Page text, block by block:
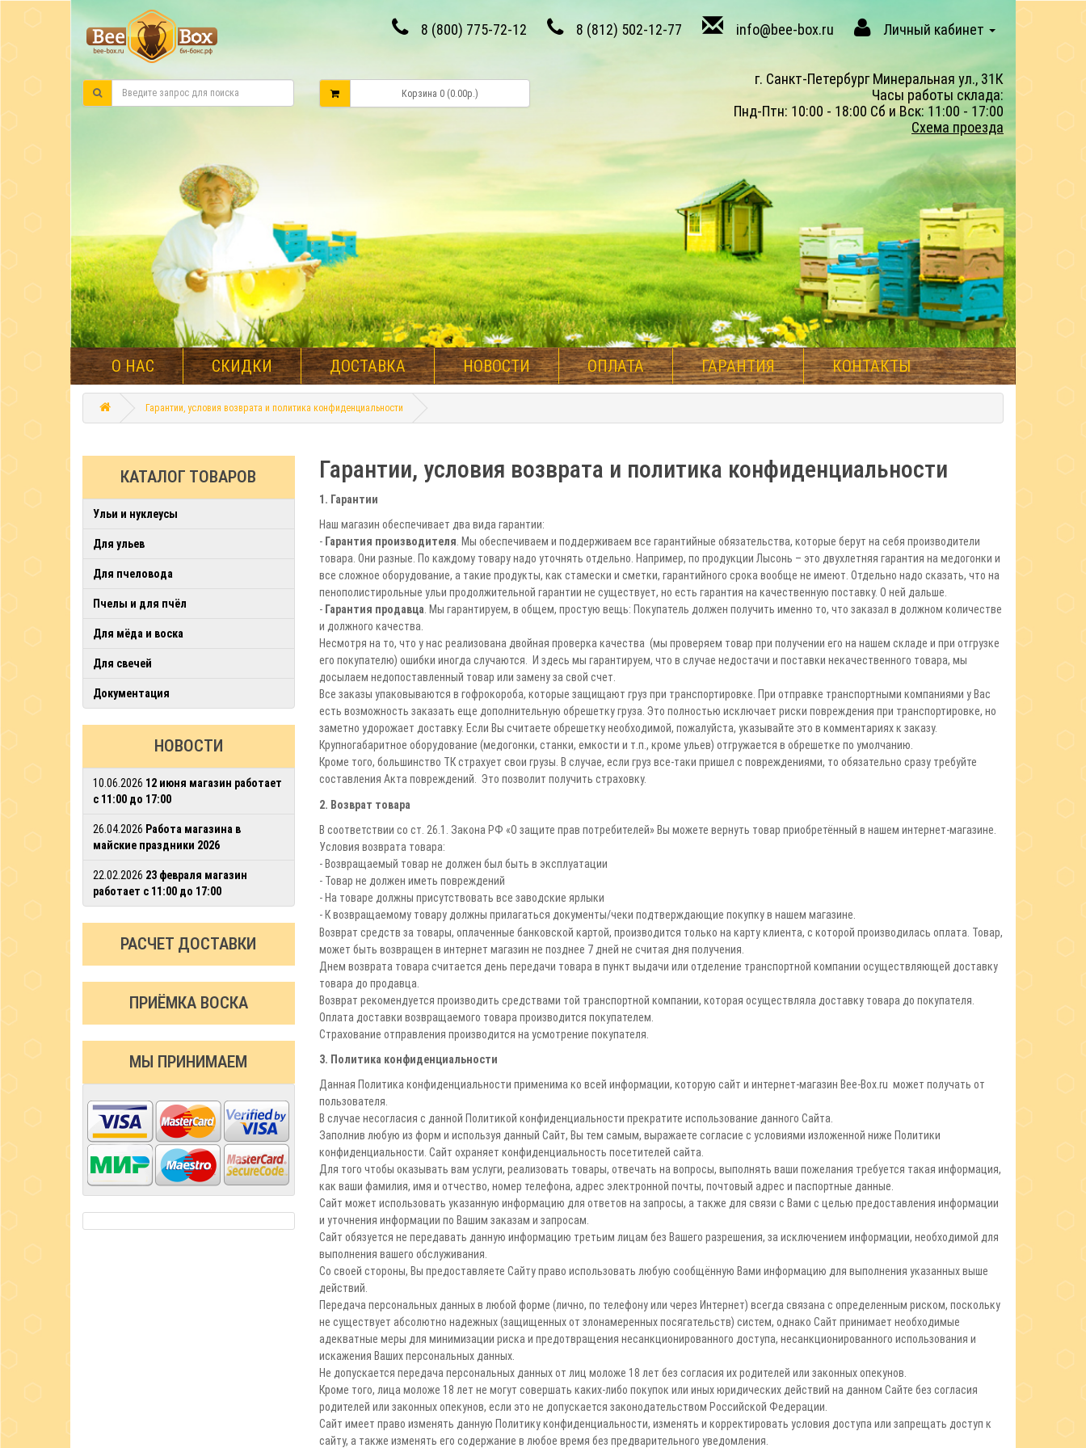
8 (800) 775-72-12 8 (812) 502-12-77 info@bee-box.ru Личный кабинет
Корзина 0 (0.00р.)
г. Санкт-Петербург Минеральная ул., 31К
Часы работы склада:
Пнд-Птн: 10:00 - 18:00 Сб и Вск: 11:00 - 17:00
Схема проезда
О НАС СКИДКИ ДОСТАВКА НОВОСТИ ОПЛАТА ГАРАНТИЯ КОНТАКТЫ
Гарантии, условия возврата и политика конфиденциальности
КАТАЛОГ ТОВАРОВ
Ульи и нуклеусы
Для ульев
Для пчеловода
Пчелы и для пчёл
Для мёда и воска
Для свечей
Документация
НОВОСТИ
10.06.2026 12 июня магазин работает
с 11:00 до 17:00
26.04.2026 Работа магазина в
майские праздники 2026
22.02.2026 23 февраля магазин
работает с 11:00 до 17:00
РАСЧЕТ ДОСТАВКИ
ПРИЁМКА ВОСКА
МЫ ПРИНИМАЕМ
Гарантии, условия возврата и политика конфиденциальности
1. Гарантии
Наш магазин обеспечивает два вида гарантии:
- Гарантия производителя . Мы обеспечиваем и поддерживаем все гарантийные обязательства, которые берут на себя производители
товара. Они разные. По каждому товару надо уточнять отдельно. Например, по продукции Лысонь – это двухлетняя гарантия на медогонки и
все сложное оборудование, а такие продукты, как стамески и сметки, гарантийного срока вообще не имеют. Отдельно надо сказать, что на
пенополистирольные ульи продолжительной гарантии не существует, но есть гарантия на качественную поставку. О ней дальше.
- Гарантия продавца . Мы гарантируем, в общем, простую вещь: Покупатель должен получить именно то, что заказал в должном количестве
и должного качества.
Несмотря на то, что у нас реализована двойная проверка качества (мы проверяем товар при получении его на нашем складе и при отгрузке
его покупателю) ошибки иногда случаются. И здесь мы гарантируем, что в случае недостачи и поставки некачественного товара, мы
досылаем недопоставленный товар или замену за свой счет.
Все заказы упаковываются в гофрокороба, которые защищают груз при транспортировке. При отправке транспортными компаниями у Вас
есть возможность заказать еще дополнительную обрешетку груза. Это полностью исключает риски повреждения при транспортировке, но
заметно удорожает доставку. Если Вы считаете обрешетку необходимой, пожалуйста, указывайте это в комментариях к заказу.
Крупногабаритное оборудование (медогонки, станки, емкости и т.п., кроме ульев) отгружается в обрешетке по умолчанию.
Кроме того, большинство ТК страхует свои грузы. В случае, если груз все-таки пришел с повреждениями, то обязательно сразу требуйте
составления Акта повреждений. Это позволит получить страховку.
2. Возврат товара
В соответствии со ст. 26.1. Закона РФ «О защите прав потребителей» Вы можете вернуть товар приобретённый в нашем интернет-магазине.
Условия возврата товара:
- Возвращаемый товар не должен был быть в эксплуатации
- Товар не должен иметь повреждений
- На товаре должны присутствовать все заводские ярлыки
- К возвращаемому товару должны прилагаться документы/чеки подтверждающие покупку в нашем магазине.
Возврат средств за товары, оплаченные банковской картой, производится только на карту клиента, с которой производилась оплата. Товар,
может быть возвращен в интернет магазин не позднее 7 дней не считая дня получения.
Днем возврата товара считается день передачи товара в пункт выдачи или отделение транспортной компании осуществляющей доставку
товара до продавца.
Возврат рекомендуется производить средствами той транспортной компании, которая осуществляла доставку товара до покупателя.
Оплата доставки возвращаемого товара производится покупателем.
Страхование отправления производится на усмотрение покупателя.
3. Политика конфиденциальности
Данная Политика конфиденциальности применима ко всей информации, которую сайт и интернет-магазин Bee-Box.ru может получать от
пользователя.
В случае несогласия с данной Политикой конфиденциальности прекратите использование данного Сайта.
Заполнив любую из форм и используя данный Сайт, Вы тем самым, выражаете согласие с условиями изложенной ниже Политики
конфиденциальности. Сайт охраняет конфиденциальность посетителей сайта.
Для того чтобы оказывать вам услуги, реализовать товары, отвечать на вопросы, выполнять ваши пожелания требуется такая информация,
как ваши фамилия, имя и отчество, номер телефона, адрес электронной почты, почтовый адрес и паспортные данные.
Сайт может использовать указанную информацию для ответов на запросы, а также для связи с Вами с целью предоставления информации
и уточнения информации по Вашим заказам и запросам.
Сайт обязуется не передавать данную информацию третьим лицам без Вашего разрешения, за исключением информации, необходимой для
выполнения вашего обслуживания.
Со своей стороны, Вы предоставляете Сайту право использовать любую сообщённую Вами информацию для выполнения указанных выше
действий.
Передача персональных данных в любой форме (лично, по телефону или через Интернет) всегда связана с определенным риском, поскольку
не существует абсолютно надежных (защищенных от злонамеренных посягательств) систем, однако Сайт принимает необходимые
адекватные меры для минимизации риска и предотвращения несанкционированного доступа, несанкционированного использования и
искажения Ваших персональных данных.
Не допускается передача персональных данных от лиц моложе 18 лет без согласия их родителей или законных опекунов.
Кроме того, лица моложе 18 лет не могут совершать каких-либо покупок или иных юридических действий на данном Сайте без согласия
родителей или законных опекунов, если это не допускается законодательством Российской Федерации.
Сайт имеет право изменять данную Политику конфиденциальности, изменять и корректировать условия доступа или запрещать доступ к
сайту, а также изменять его содержание в любое время без предварительного уведомления.